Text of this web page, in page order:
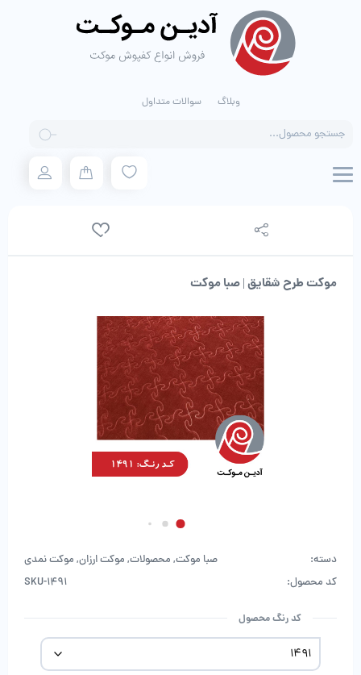
وبلاگ سوالات متداول
search
موکت طرح شقایق | صبا موکت
دسته: صبا موکت, محصولات, موکت ارزان, موکت نمدی
کد محصول:
SKU-1491
کد رنگ محصول